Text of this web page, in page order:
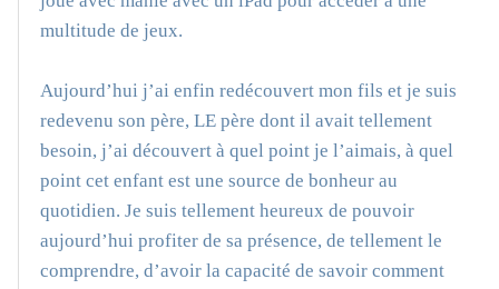
multitude de jeux.
Aujourd’hui j’ai enfin redécouvert mon fils et je suis
redevenu son père, LE père dont il avait tellement
besoin, j’ai découvert à quel point je l’aimais, à quel
point cet enfant est une source de bonheur au
quotidien. Je suis tellement heureux de pouvoir
aujourd’hui profiter de sa présence, de tellement le
comprendre, d’avoir la capacité de savoir comment